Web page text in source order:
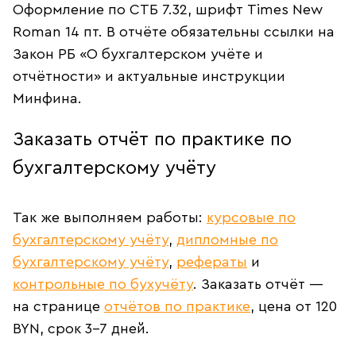
Оформление по СТБ 7.32, шрифт Times New
Roman 14 пт. В отчёте обязательны ссылки на
Закон РБ «О бухгалтерском учёте и
отчётности» и актуальные инструкции
Минфина.
Заказать отчёт по практике по
бухгалтерскому учёту
Так же выполняем работы: курсовые по
бухгалтерскому учёту, дипломные по
бухгалтерскому учёту, рефераты и
контрольные по бухучёту. Заказать отчёт —
на странице отчётов по практике, цена от 120
BYN, срок 3–7 дней.